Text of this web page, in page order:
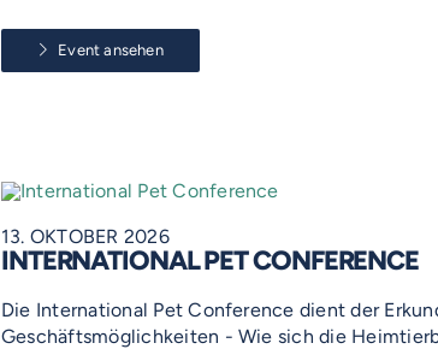
Event ansehen
13. OKTOBER 2026
INTERNATIONAL PET CONFERENCE
Die International Pet Conference dient der
Geschäftsmöglichkeiten - Wie sich die